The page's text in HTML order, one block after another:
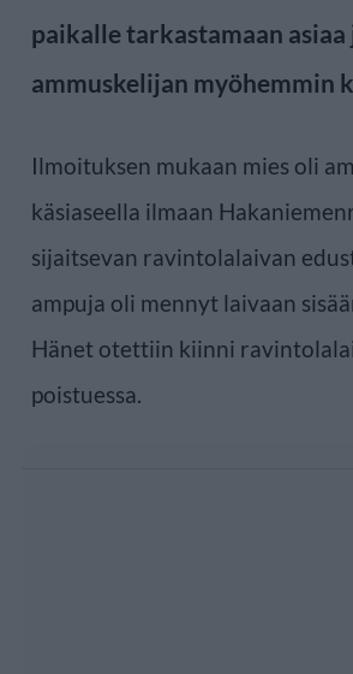
paikalle tarkastamaan asiaa
ammuskelijan myöhemmin
Ilmoituksen mukaan mies oli
käsiaseella ilmaan
sijaitsevan ravintolalaivan
ampuja oli mennyt laivaan
Hänet otettiin kiinni
poistuessa.